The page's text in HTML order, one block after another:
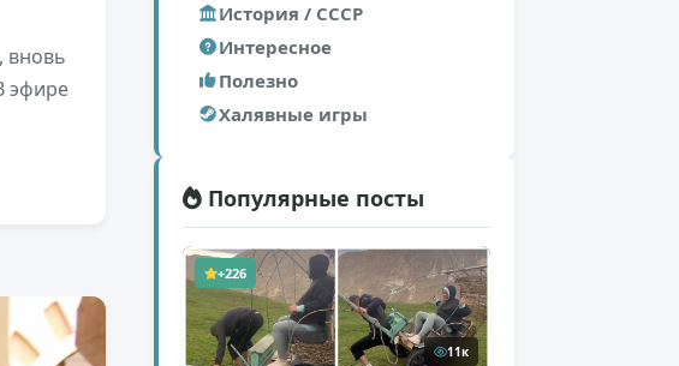
вновь
эфире
История / СССР
Интересное
Полезно
Халявные игры
Популярные посты
+226
11к